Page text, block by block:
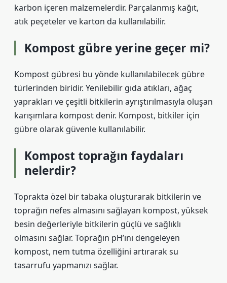
karbon içeren malzemelerdir. Parçalanmış kağıt,
atık peçeteler ve karton da kullanılabilir.
Kompost gübre yerine geçer mi?
Kompost gübresi bu yönde kullanılabilecek gübre
türlerinden biridir. Yenilebilir gıda atıkları, ağaç
yaprakları ve çeşitli bitkilerin ayrıştırılmasıyla oluşan
karışımlara kompost denir. Kompost, bitkiler için
gübre olarak güvenle kullanılabilir.
Kompost toprağın faydaları
nelerdir?
Toprakta özel bir tabaka oluşturarak bitkilerin ve
toprağın nefes almasını sağlayan kompost, yüksek
besin değerleriyle bitkilerin güçlü ve sağlıklı
olmasını sağlar. Toprağın pH’ını dengeleyen
kompost, nem tutma özelliğini artırarak su
tasarrufu yapmanızı sağlar.